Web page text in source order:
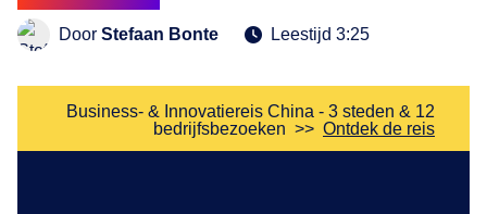
Door Stefaan Bonte Leestijd 3:25
Business- & Innovatiereis China - 3 steden & 12
bedrijfsbezoeken >> Ontdek de reis